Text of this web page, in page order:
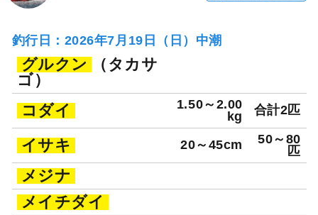
釣行日：2026年7月19日（日）中潮
グルクン
（タカサ
ゴ）
コダイ
1.50～2.00
kg
合計2匹
イサキ 20～45cm
50～80
匹
メジナ
メイチダイ